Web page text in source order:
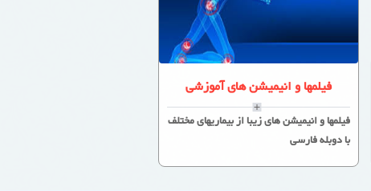
فیلمها و انیمیشن های آموزشی
فیلمها و انیمیشن های زیبا از بیماریهای مختلف
با دوبله فارسی